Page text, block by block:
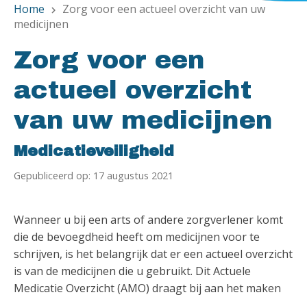
Home chevron_right
Zorg voor een actueel overzicht van uw
medicijnen
Zorg voor een
actueel overzicht
van uw medicijnen
Medicatieveiligheid
Gepubliceerd op: 17 augustus 2021
Wanneer u bij een arts of andere zorgverlener komt
die de bevoegdheid heeft om medicijnen voor te
schrijven, is het belangrijk dat er een actueel overzicht
is van de medicijnen die u gebruikt. Dit Actuele
Medicatie Overzicht (AMO) draagt bij aan het maken